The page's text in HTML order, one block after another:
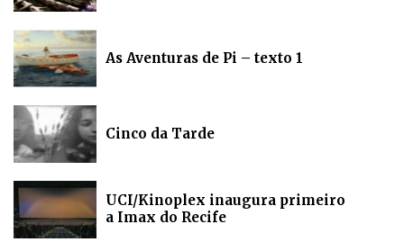
As Aventuras de Pi – texto 1
Cinco da Tarde
UCI/Kinoplex inaugura primeiro
a Imax do Recife